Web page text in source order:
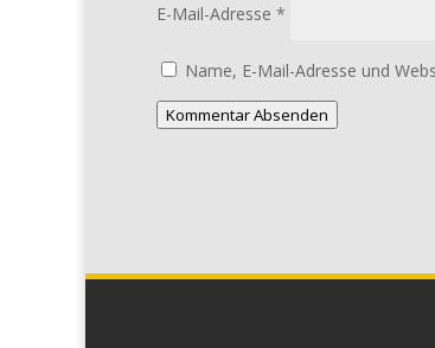
E-Mail-Adresse *
Name, E-Mail-Adresse und
Kommentar Absenden